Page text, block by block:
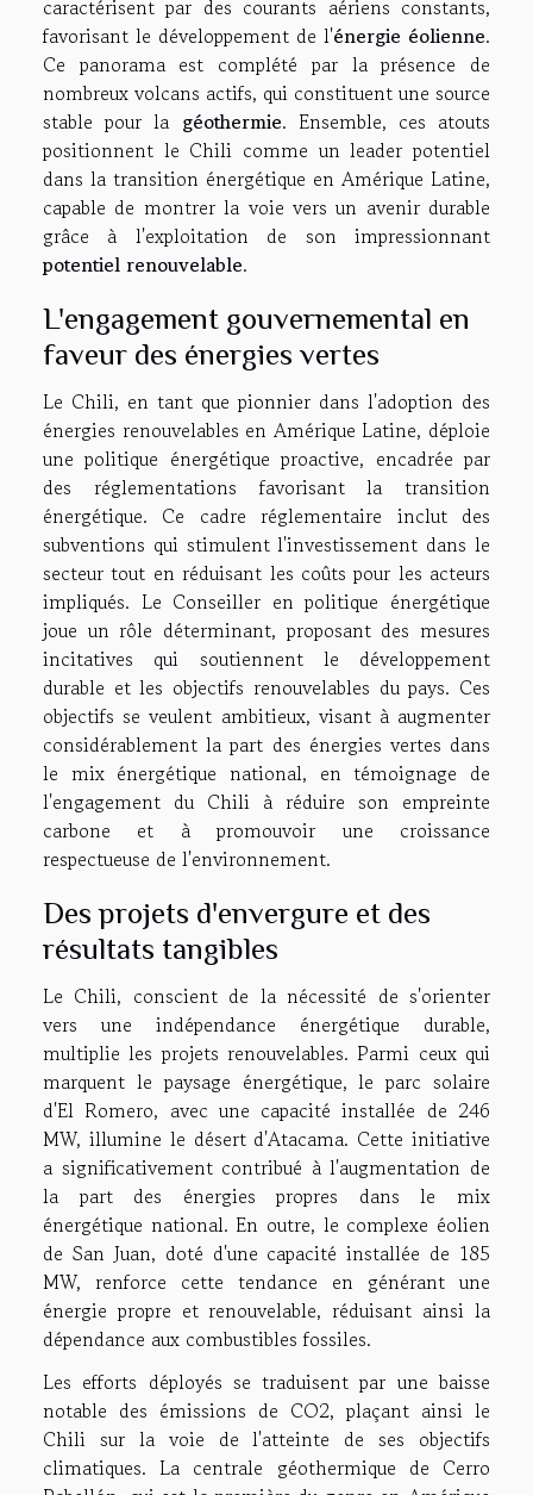
caractérisent par des courants aériens constants,
favorisant le développement de l'énergie éolienne.
Ce panorama est complété par la présence de
nombreux volcans actifs, qui constituent une source
stable pour la géothermie. Ensemble, ces atouts
positionnent le Chili comme un leader potentiel
dans la transition énergétique en Amérique Latine,
capable de montrer la voie vers un avenir durable
grâce à l'exploitation de son impressionnant
potentiel renouvelable.
L'engagement gouvernemental en
faveur des énergies vertes
Le Chili, en tant que pionnier dans l'adoption des
énergies renouvelables en Amérique Latine, déploie
une politique énergétique proactive, encadrée par
des réglementations favorisant la transition
énergétique. Ce cadre réglementaire inclut des
subventions qui stimulent l'investissement dans le
secteur tout en réduisant les coûts pour les acteurs
impliqués. Le Conseiller en politique énergétique
joue un rôle déterminant, proposant des mesures
incitatives qui soutiennent le développement
durable et les objectifs renouvelables du pays. Ces
objectifs se veulent ambitieux, visant à augmenter
considérablement la part des énergies vertes dans
le mix énergétique national, en témoignage de
l'engagement du Chili à réduire son empreinte
carbone et à promouvoir une croissance
respectueuse de l'environnement.
Des projets d'envergure et des
résultats tangibles
Le Chili, conscient de la nécessité de s'orienter
vers une indépendance énergétique durable,
multiplie les projets renouvelables. Parmi ceux qui
marquent le paysage énergétique, le parc solaire
d'El Romero, avec une capacité installée de 246
MW, illumine le désert d'Atacama. Cette initiative
a significativement contribué à l'augmentation de
la part des énergies propres dans le mix
énergétique national. En outre, le complexe éolien
de San Juan, doté d'une capacité installée de 185
MW, renforce cette tendance en générant une
énergie propre et renouvelable, réduisant ainsi la
dépendance aux combustibles fossiles.
Les efforts déployés se traduisent par une baisse
notable des émissions de CO2, plaçant ainsi le
Chili sur la voie de l'atteinte de ses objectifs
climatiques. La centrale géothermique de Cerro